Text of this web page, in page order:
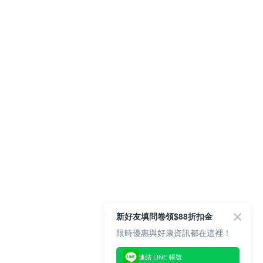
新好友填問卷領$88折扣金
限時優惠與好康資訊都在這裡！
連結 LINE 帳號